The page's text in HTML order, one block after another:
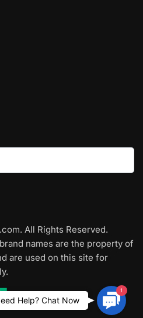
All Rights Reserved.
names are the property of
are used on this site for
1
Help? Chat Now